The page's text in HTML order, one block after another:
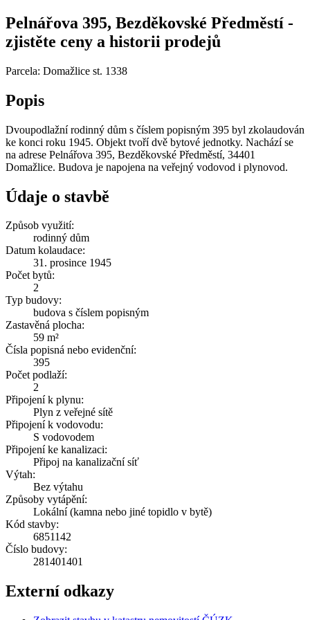
Pelnářova 395, Bezděkovské Předměstí -
zjistěte ceny a historii prodejů
Parcela: Domažlice st. 1338
Popis
Dvoupodlažní rodinný dům s číslem popisným 395 byl zkolaudován
ke konci roku 1945. Objekt tvoří dvě bytové jednotky. Nachází se
na adrese Pelnářova 395, Bezděkovské Předměstí, 34401
Domažlice. Budova je napojena na veřejný vodovod i plynovod.
Údaje o stavbě
Způsob využití:
rodinný dům
Datum kolaudace:
31. prosince 1945
Počet bytů:
2
Typ budovy:
budova s číslem popisným
Zastavěná plocha:
59 m²
Čísla popisná nebo evidenční:
395
Počet podlaží:
2
Připojení k plynu:
Plyn z veřejné sítě
Připojení k vodovodu:
S vodovodem
Připojení ke kanalizaci:
Připoj na kanalizační síť
Výtah:
Bez výtahu
Způsoby vytápění:
Lokální (kamna nebo jiné topidlo v bytě)
Kód stavby:
6851142
Číslo budovy:
281401401
Externí odkazy